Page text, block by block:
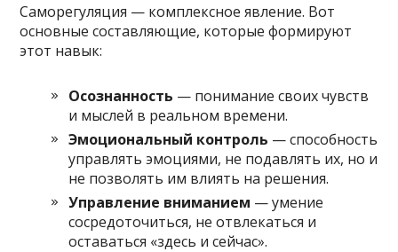
Саморегуляция — комплексное явление. Вот
основные составляющие, которые формируют
этот навык:
Осознанность — понимание своих чувств
и мыслей в реальном времени.
Эмоциональный контроль — способность
управлять эмоциями, не подавлять их, но и
не позволять им влиять на решения.
Управление вниманием — умение
сосредоточиться, не отвлекаться и
оставаться «здесь и сейчас».